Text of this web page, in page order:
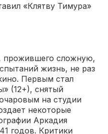
«Клятву Тимура»
прожившего сложную,
жизнь, не раз
Первым стал
(12+), снятый
на студии
некоторые
Аркадия
годов. Критики